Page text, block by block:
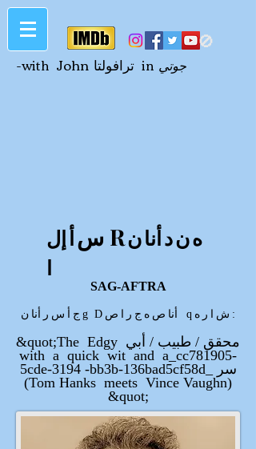
🚫
-with John ترافولتا in جوتي
سأإل R هندأنان
ا
SAG-AFTRA
ج س ر أنا ن g D أنا ص ه ج ر ص q ش ر ه :
&quot;The Edgy محقق / طبيب / أبي
with a quick wit and a_cc781905-
5cde-3194 -bb3b-136bad5cf58d_ سر
(Tom Hanks meets Vince Vaughn)
&quot;